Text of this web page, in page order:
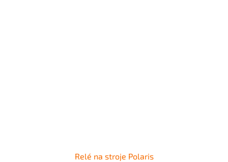
Relé na stroje Polaris